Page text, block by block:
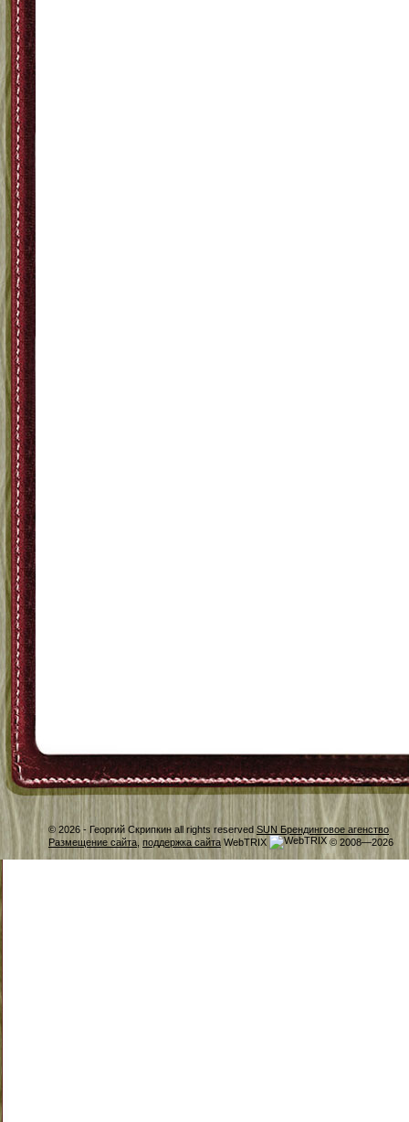
© 2026 - Георгий Скрипкин all rights reserved SUN Брендинговое агенство
Размещение сайта, поддержка сайта WebTRIX © 2008—2026